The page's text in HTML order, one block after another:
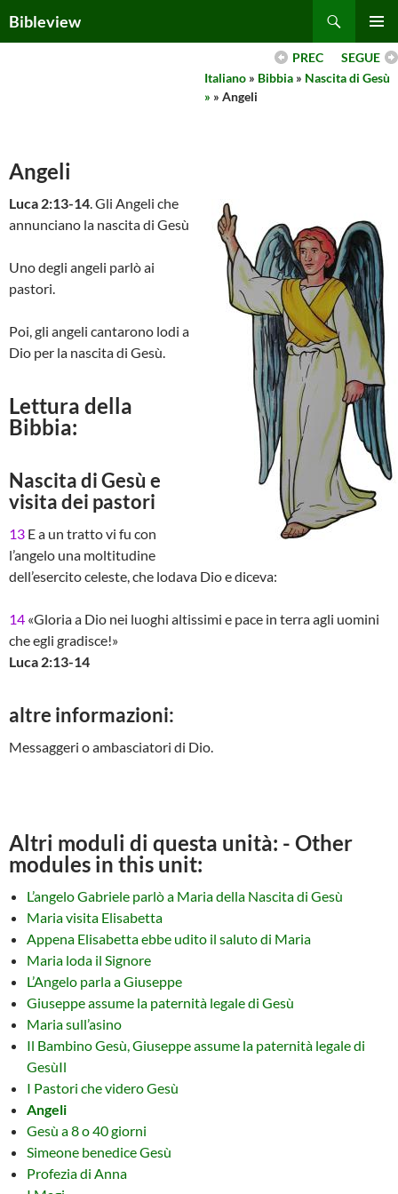
toBibleview
MENU
SEGUE
PREC
Italiano » Bibbia » Nascita di Gesù
» » Angeli
Angeli
Luca 2:13-14. Gli Angeli che
annunciano la nascita di Gesù
Uno degli angeli parlò ai
pastori.
Poi, gli angeli cantarono lodi a
Dio per la nascita di Gesù.
Lettura della
Bibbia:
Nascita di Gesù e
visita dei pastori
13 E a un tratto vi fu con
l’angelo una moltitudine
dell’esercito celeste, che lodava Dio e diceva:
14 «Gloria a Dio nei luoghi altissimi e pace in terra agli uomini
che egli gradisce!»
Luca 2:13-14
altre informazioni:
Messaggeri o ambasciatori di Dio.
Altri moduli di questa unità: - Other
modules in this unit:
L’angelo Gabriele parlò a Maria della Nascita di Gesù
Maria visita Elisabetta
Appena Elisabetta ebbe udito il saluto di Maria
Maria loda il Signore
L’Angelo parla a Giuseppe
Giuseppe assume la paternità legale di Gesù
Maria sull’asino
Il Bambino Gesù, Giuseppe assume la paternità legale di
GesùIl
I Pastori che videro Gesù
Angeli
Gesù a 8 o 40 giorni
Simeone benedice Gesù
Profezia di Anna